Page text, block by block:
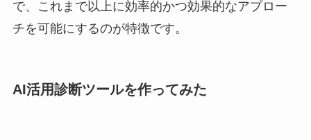
で、これまで以上に効率的かつ効果的なアプロー
チを可能にするのが特徴です。
AI活用診断ツールを作ってみた